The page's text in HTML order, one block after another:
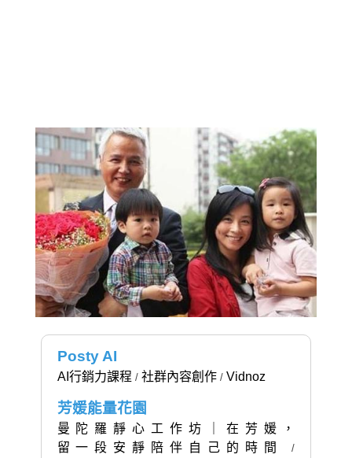
Posty AI
AI行銷力課程 / 社群內容創作/ Vidnoz
芳媛能量花園
曼陀羅靜心工作坊｜在芳媛，
留一段安靜陪伴自己的時間
/